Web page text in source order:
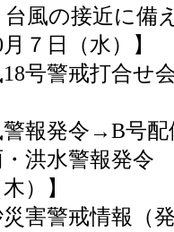
風の接近に備
７日（水）】
号警戒打合せ
報発令→B号配
洪水警報発令
）】
害警戒情報（